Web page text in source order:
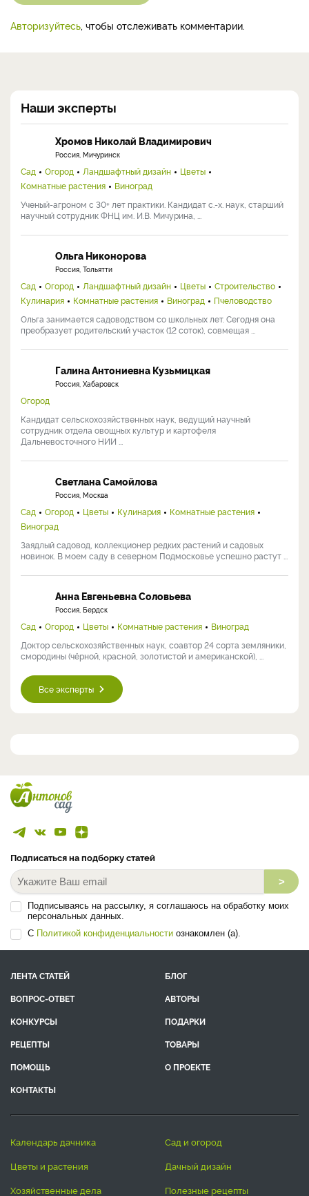
Авторизуйтесь , чтобы отслеживать комментарии.
Наши эксперты
Хромов Николай Владимирович
Россия, Мичуринск
Сад Огород Ландшафтный дизайн
Цветы
Комнатные растения
Виноград
Ученый-агроном с 30+ лет практики. Кандидат с.-х. наук, старший
научный сотрудник ФНЦ им. И.В. Мичурина, ...
Ольга Никонорова
Россия, Тольятти
Сад Огород Ландшафтный дизайн Цветы
Строительство
Кулинария
Комнатные растения Виноград
Пчеловодство
Ольга занимается садоводством со школьных лет. Сегодня она
преобразует родительский участок (12 соток), совмещая ...
Галина Антониевна Кузьмицкая
Россия, Хабаровск
Огород
Кандидат сельскохозяйственных наук, ведущий научный
сотрудник отдела овощных культур и картофеля
Дальневосточного НИИ ...
Светлана Самойлова
Россия, Москва
Сад Огород Цветы Кулинария
Комнатные растения
Виноград
Заядлый садовод, коллекционер редких растений и садовых
новинок. В моем саду в северном Подмосковье успешно растут ...
Анна Евгеньевна Соловьева
Россия, Бердск
Сад Огород Цветы Комнатные растения
Виноград
Доктор сельскохозяйственных наук, соавтор 24 сорта земляники,
смородины (чёрной, красной, золотистой и американской), ...
Все эксперты
Подписаться на подборку статей
>
Подписываясь на рассылку, я соглашаюсь на обработку моих
персональных данных.
С Политикой конфиденциальности ознакомлен (а).
ЛЕНТА СТАТЕЙ
БЛОГ
ВОПРОС-ОТВЕТ
АВТОРЫ
КОНКУРСЫ
ПОДАРКИ
РЕЦЕПТЫ
ТОВАРЫ
ПОМОЩЬ
О ПРОЕКТЕ
КОНТАКТЫ
календарь дачника
сад и огород
цветы и растения
дачный дизайн
хозяйственные дела
полезные рецепты